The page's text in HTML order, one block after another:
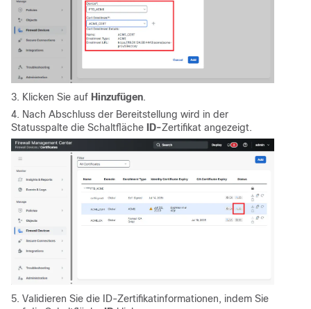
3. Klicken Sie auf Hinzufügen.
4. Nach Abschluss der Bereitstellung wird in der
Statusspalte die Schaltfläche
ID-Zertifikat angezeigt.
5. Validieren Sie die ID-Zertifikatinformationen, indem Sie